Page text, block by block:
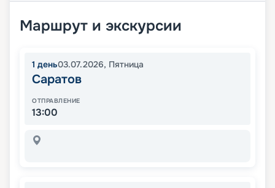
Маршрут и экскурсии
1 день03.07.2026, Пятница
Саратов
ОТПРАВЛЕНИЕ
13:00